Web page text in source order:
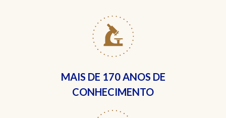
MAIS DE 170 ANOS DE
CONHECIMENTO